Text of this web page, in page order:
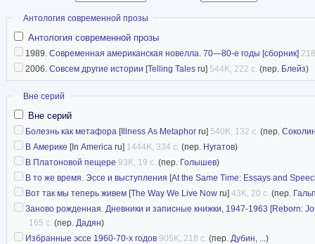
Скрыть
Антология современной прозы
Антология современной прозы
1989. Современная американская новелла. 70—80-е годы [сборник]
2006. Совсем другие истории [Telling Tales ru] 544K, 222 с. (пер. Блейз)
Скрыть
Вне серий
Вне серий
Болезнь как метафора [Illness As Metaphor ru] 540K, 132 с. (пер.
В Америке [In America ru] 1444K, 334 с. (пер. Нугатов)
В Платоновой пещере 93K, 19 с. (пер. Голышев)
В то же время. Эссе и выступления [At the Same Time: Essays and
Вот так мы теперь живем [The Way We Live Now ru] 43K, 20 с. (пер.
Заново рожденная. Дневники и записные книжки, 1947-1963 [Reborn:
165 с. (пер. Дадян)
Избранные эссе 1960-70-х годов 905K, 218 с. (пер. Дубин, ...)